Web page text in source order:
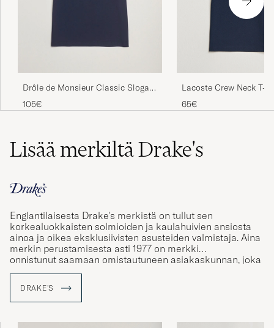
Drôle de Monsieur Classic Slogan
T-Shirt Navy
105€
Lacoste Crew Neck T-
Blue
65€
Lisää merkiltä Drake's
Englantilaisesta Drake's merkistä on tullut sen
korkealuokkaisten solmioiden ja kaulahuivien ansiosta
ainoa ja oikea eksklusiivisten asusteiden valmistaja. Aina
merkin perustamisesta asti 1977 on merkki
onnistunut saamaan omistautuneen asiakaskunnan, joka
arvostaa merkin vankkumatonta laatua ja kekseliäitä
Somersetissä valmistuvat merkin patentoidut
kauluspaidat ja korkealuokkaiset asusteet, joiden
DRAKE'S